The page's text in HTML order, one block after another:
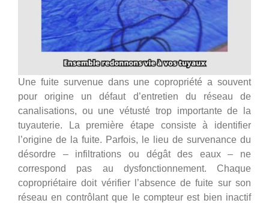
Une fuite survenue dans une copropriété a souvent
pour origine un défaut d’entretien du réseau de
canalisations, ou une vétusté trop importante de la
tuyauterie. La première étape consiste à identifier
l’origine de la fuite. Parfois, le lieu de survenance du
désordre – infiltrations ou dégât des eaux – ne
correspond pas au dysfonctionnement. Chaque
copropriétaire doit vérifier l’absence de fuite sur son
réseau en contrôlant que le compteur est bien inactif